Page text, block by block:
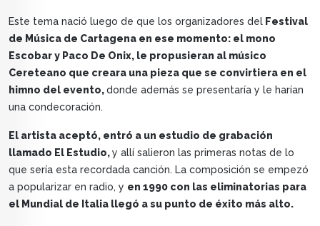
Este tema nació luego de que los organizadores del Festival
de Música de Cartagena en ese momento: el mono
Escobar y Paco De Onix, le propusieran al músico
Cereteano que creara una pieza que se convirtiera en el
himno del evento,donde además se presentaría y le harían
una condecoración.
El artista aceptó, entró a un estudio de grabación
llamado El Estudio,y allí salieron las primeras notas de lo
que sería esta recordada canción. La composición se empezó
a popularizar en radio, y en 1990 con las eliminatorias para
el Mundial de Italia llegó a su punto de éxito más alto.